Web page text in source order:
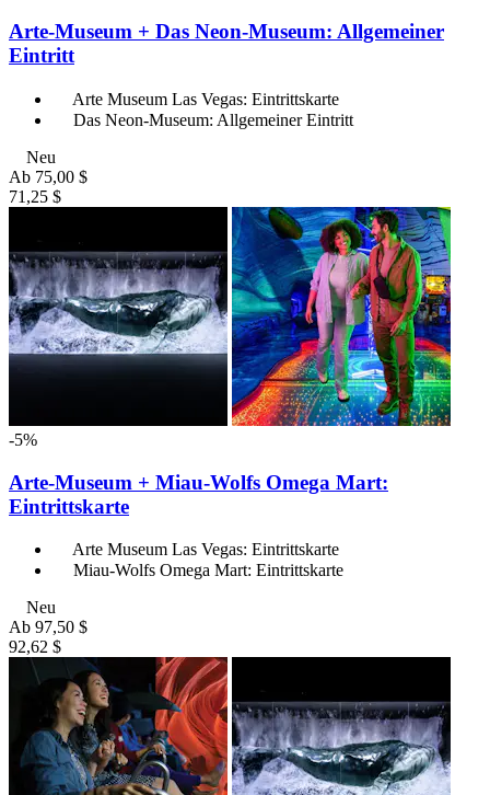
Arte-Museum + Das Neon-Museum: Allgemeiner
Eintritt
Arte Museum Las Vegas: Eintrittskarte
Das Neon-Museum: Allgemeiner Eintritt
Neu
Ab 75,00 $
71,25 $
-5%
Arte-Museum + Miau-Wolfs Omega Mart:
Eintrittskarte
Arte Museum Las Vegas: Eintrittskarte
Miau-Wolfs Omega Mart: Eintrittskarte
Neu
Ab 97,50 $
92,62 $